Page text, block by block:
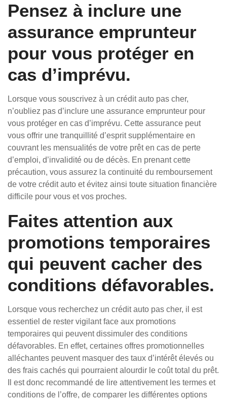
Pensez à inclure une
assurance emprunteur
pour vous protéger en
cas d’imprévu.
Lorsque vous souscrivez à un crédit auto pas cher,
n’oubliez pas d’inclure une assurance emprunteur pour
vous protéger en cas d’imprévu. Cette assurance peut
vous offrir une tranquillité d’esprit supplémentaire en
couvrant les mensualités de votre prêt en cas de perte
d’emploi, d’invalidité ou de décès. En prenant cette
précaution, vous assurez la continuité du remboursement
de votre crédit auto et évitez ainsi toute situation financière
difficile pour vous et vos proches.
Faites attention aux
promotions temporaires
qui peuvent cacher des
conditions défavorables.
Lorsque vous recherchez un crédit auto pas cher, il est
essentiel de rester vigilant face aux promotions
temporaires qui peuvent dissimuler des conditions
défavorables. En effet, certaines offres promotionnelles
alléchantes peuvent masquer des taux d’intérêt élevés ou
des frais cachés qui pourraient alourdir le coût total du prêt.
Il est donc recommandé de lire attentivement les termes et
conditions de l’offre, de comparer les différentes options